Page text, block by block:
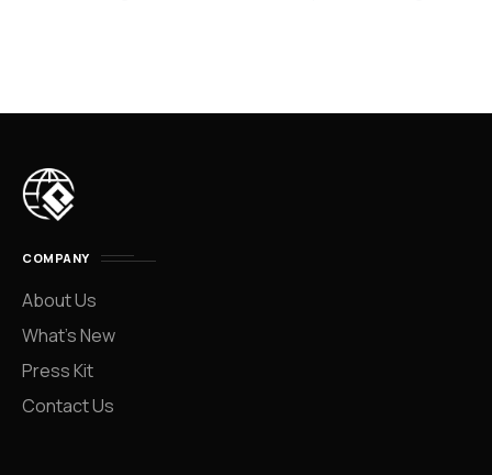
COMPANY
About Us
What’s New
Press Kit
Contact Us